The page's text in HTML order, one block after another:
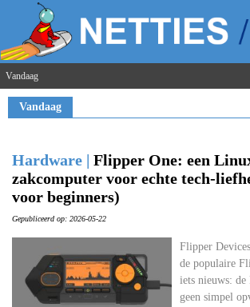
Vandaag
Vandaag
Hardware | Flipper One: een
zakcomputer voor echte tech-
voor beginners)
Gepubliceerd op: 2026-05-22
Flipper
de populaire
iets nieuws:
geen simpel